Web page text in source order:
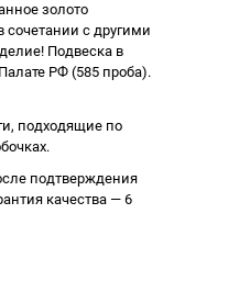
золото
сочетании с другими
Подвеска в
РФ (585 проба).
подходящие по
подтверждения
качества — 6